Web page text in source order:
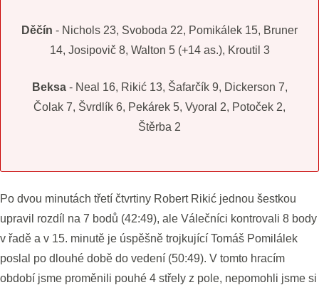
Děčín - Nichols 23, Svoboda 22, Pomikálek 15, Bruner
14, Josipovič 8, Walton 5 (+14 as.), Kroutil 3
Beksa- Neal 16, Rikić 13, Šafarčík 9, Dickerson 7,
Čolak 7, Švrdlík 6, Pekárek 5, Vyoral 2, Potoček 2,
Štěrba 2
Po dvou minutách třetí čtvrtiny Robert Rikić jednou šestkou
upravil rozdíl na 7 bodů (42:49), ale Válečníci kontrovali 8 body
v řadě a v 15. minutě je úspěšně trojkující Tomáš Pomilálek
poslal po dlouhé době do vedení (50:49). V tomto hracím
období jsme proměnili pouhé 4 střely z pole, nepomohli jsme si